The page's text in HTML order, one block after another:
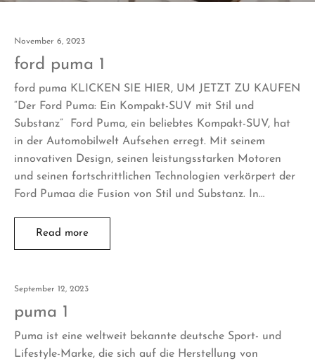
November 6, 2023
ford puma 1
ford puma KLICKEN SIE HIER, UM JETZT ZU KAUFEN
“Der Ford Puma: Ein Kompakt-SUV mit Stil und
Substanz” Ford Puma, ein beliebtes Kompakt-SUV, hat
in der Automobilwelt Aufsehen erregt. Mit seinem
innovativen Design, seinen leistungsstarken Motoren
und seinen fortschrittlichen Technologien verkörpert der
Ford Pumaa die Fusion von Stil und Substanz. In…
Read more
September 12, 2023
puma 1
Puma ist eine weltweit bekannte deutsche Sport- und
Lifestyle-Marke, die sich auf die Herstellung von